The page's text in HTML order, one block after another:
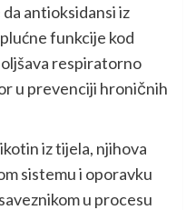
antioksidansi iz
funkcije kod
respiratorno
u prevenciji hroničnih
iz tijela, njihova
sistemu i oporavku
u procesu